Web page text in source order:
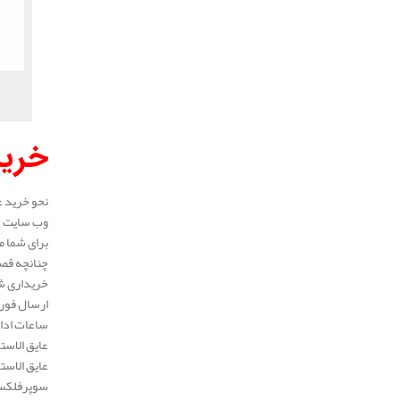
نحو
وب سایت
برای شما
چنانچه
خریداری
ارسال
ساعات
عایق
عایق